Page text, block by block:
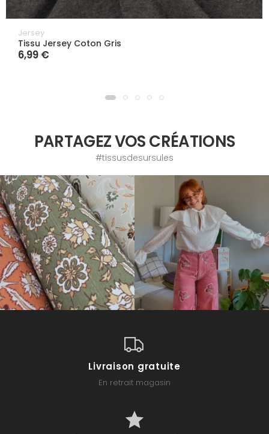
Jersey
Tissu Jersey Coton Gris
6,99 €
PARTAGEZ VOS CRÉATIONS
#tissusdesursules
Livraison gratuite
En retrait magasin